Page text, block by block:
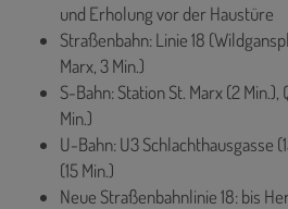
und Erholung vor der Haustüre
Straßenbahn: Linie 18
Marx, 3 Min.)
S-Bahn: Station St. Marx (2
Min.)
U-Bahn: U3 Schlachthausgasse
(15 Min.)
Neue Straßenbahnlinie 18: bis